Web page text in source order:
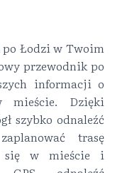
Łodzi w Twoim
przewodnik po
informacji o
mieście. Dzięki
szybko odnaleźć
trasę
się w mieście i